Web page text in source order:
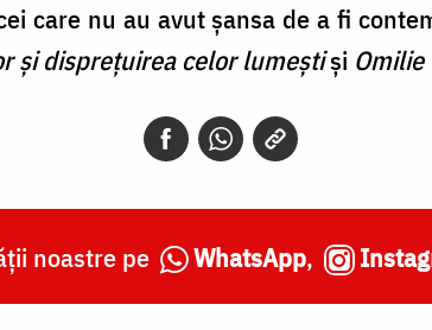
care nu au avut șansa de a fi
și disprețuirea celor lumeștiși
noastre pe WhatsApp,